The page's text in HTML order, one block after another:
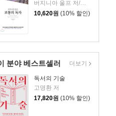
버지니아 울프 저/박인용 역
10,620원 (10% 할인)
분야 베스트셀러
독서의 기술
고명환 저
17,820원 (10% 할인)
더보기